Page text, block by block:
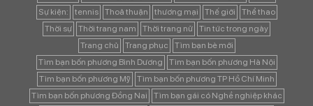
Sự kiện:
tennis Thoả thuận thương mại Thế giới
Thể thao
Thời sự
Thời trang nam Thời trang nữ
Tin tức trong ngày
Trang chủ
Trang phục
Tìm bạn bè mới
Tìm bạn bốn phương Bình Dương
Tìm bạn bốn phương Hà Nội
Tìm bạn bốn phương Mỹ
Tìm bạn bốn phương TP Hồ Chí Minh
Tìm bạn bốn phương Đồng Nai
Tìm bạn gái có Nghề nghiệp khác